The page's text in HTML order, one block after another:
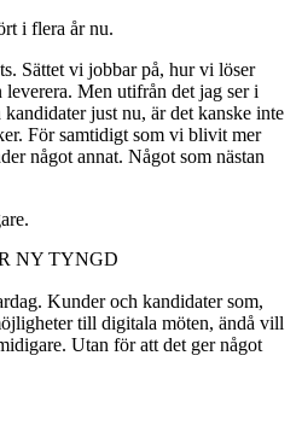
i flera år nu.
Sättet vi jobbar på, hur vi löser
Men utifrån det jag ser i
just nu, är det kanske inte
För samtidigt som vi blivit mer
något annat. Något som nästan
NY TYNGD
Kunder och kandidater som,
till digitala möten, ändå vill
Utan för att det ger något